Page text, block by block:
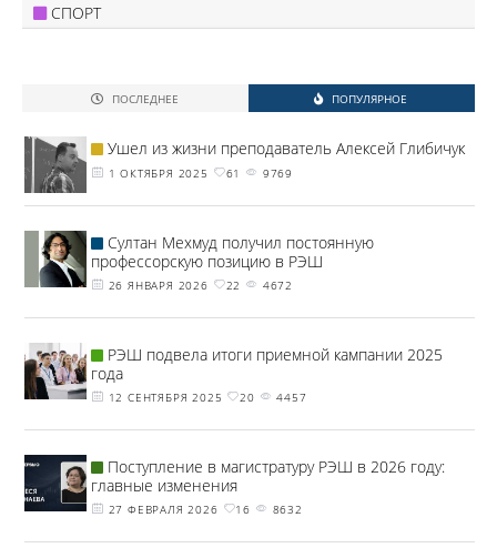
СПОРТ
ПОСЛЕДНЕЕ ПОПУЛЯРНОЕ
Ушел из жизни преподаватель Алексей Глибичук
1 ОКТЯБРЯ 2025 61 9769
Султан Мехмуд получил постоянную
профессорскую позицию в РЭШ
26 ЯНВАРЯ 2026 22 4672
РЭШ подвела итоги приемной кампании 2025
года
12 СЕНТЯБРЯ 2025 20 4457
Поступление в магистратуру РЭШ в 2026 году:
главные изменения
27 ФЕВРАЛЯ 2026 16 8632